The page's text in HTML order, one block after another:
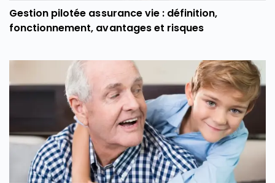
Gestion pilotée assurance vie : définition,
fonctionnement, avantages et risques